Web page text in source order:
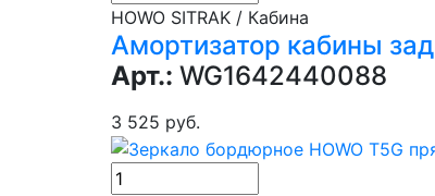
HOWO SITRAK / Кабина
Амортизатор кабины
Арт.: WG1642440088
3 525 руб.